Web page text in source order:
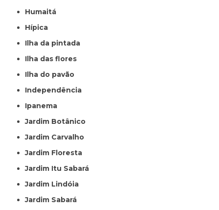
Humaitá
Hípica
Ilha da pintada
Ilha das flores
Ilha do pavão
Independência
Ipanema
Jardim Botânico
Jardim Carvalho
Jardim Floresta
Jardim Itu Sabará
Jardim Lindóia
Jardim Sabará